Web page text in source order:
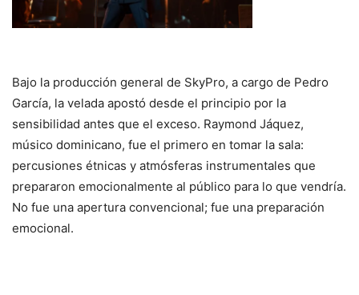
Bajo la producción general de SkyPro, a cargo de Pedro
García, la velada apostó desde el principio por la
sensibilidad antes que el exceso. Raymond Jáquez,
músico dominicano, fue el primero en tomar la sala:
percusiones étnicas y atmósferas instrumentales que
prepararon emocionalmente al público para lo que vendría.
No fue una apertura convencional; fue una preparación
emocional.